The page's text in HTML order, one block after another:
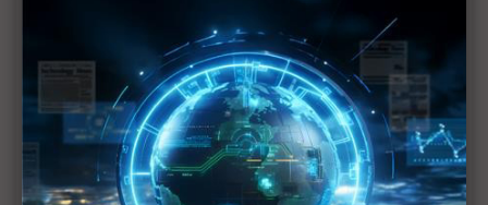
友訊代理A10 Networks人工智慧新藍圖 驅動可靠
邊緣 AI：即時資料處理與自動化的革命
迎接AI時代：數產署與資策會運用AWS技術
攜手伊雲谷為企業打造黃金級競爭力